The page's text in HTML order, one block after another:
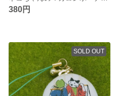
380円
SOLD OUT